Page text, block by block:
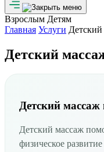
Взрослым Детям
Главная Услуги
Детский
Детский массаж
Детский массаж
физическое